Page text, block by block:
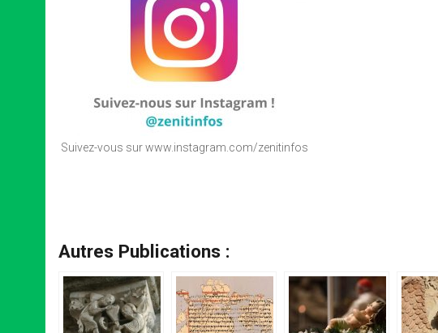
Suivez-vous sur www.instagram.com/zenitinfos
Autres Publications :